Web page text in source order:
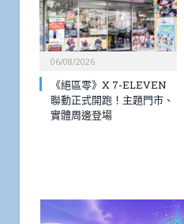
06/08/2026
《絕區零》X 7-ELEVEN
聯動正式開跑！主題門市、
實體周邊登場